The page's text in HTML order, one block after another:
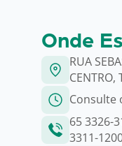
Onde
RUA
Consulte
65 3326-
3311-